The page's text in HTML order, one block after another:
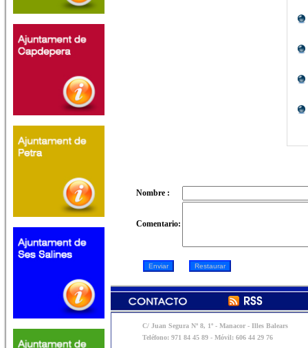
Nombre :
Comentario:
C/ Juan Segura Nº 8, 1º - Manacor - Illes Balears
Teléfono: 971 84 45 89 - Móvil: 606 44 29 76